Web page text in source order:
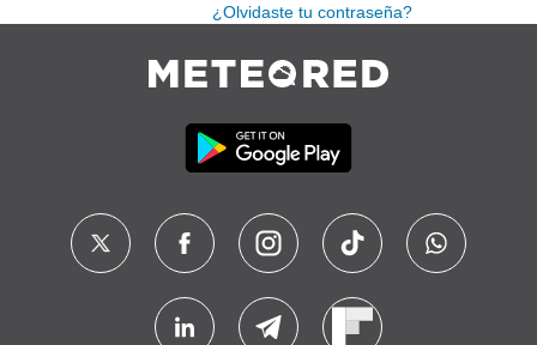
¿Olvidaste tu contraseña?